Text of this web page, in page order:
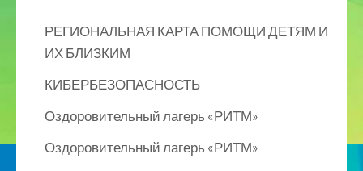
РЕГИОНАЛЬНАЯ КАРТА ПОМОЩИ ДЕТЯМ И
ИХ БЛИЗКИМ
КИБЕРБЕЗОПАСНОСТЬ
Оздоровительный лагерь «РИТМ»
Оздоровительный лагерь «РИТМ»